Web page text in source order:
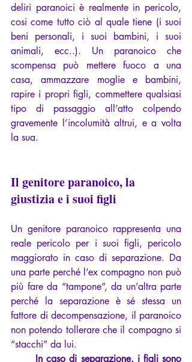
deliri paranoici è realmente in pericolo,
cosi come tutto ciò al quale tiene (i suoi
beni personali, i suoi bambini, i suoi
animali, ecc..). Un paranoico che
scompensa può mettere fuoco a una
casa, ammazzare moglie e bambini,
rapire i propri figli, commettere qualsiasi
tipo di passaggio all’atto colpendo
gravemente l’incolumità altrui, e a volta
la sua.
Il genitore paranoico, la
giustizia e i suoi figli
Un genitore paranoico rappresenta una
reale pericolo per i suoi figli, pericolo
maggiorato in caso di separazione. Da
una parte perché l’ex compagno non può
più fare da “tampone”, da un’altra parte
perché la separazione è sé stessa un
fattore di decompensazione, il paranoico
non potendo tollerare che il compagno si
“stacchi” da lui.